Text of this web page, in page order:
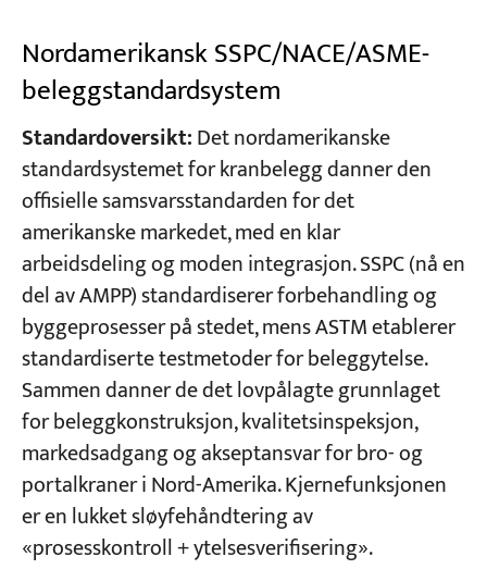
Nordamerikansk SSPC/NACE/ASME-
beleggstandardsystem
Standardoversikt:Det nordamerikanske
standardsystemet for kranbelegg danner den
offisielle samsvarsstandarden for det
amerikanske markedet, med en klar
arbeidsdeling og moden integrasjon. SSPC (nå en
del av AMPP) standardiserer forbehandling og
byggeprosesser på stedet, mens ASTM etablerer
standardiserte testmetoder for beleggytelse.
Sammen danner de det lovpålagte grunnlaget
for beleggkonstruksjon, kvalitetsinspeksjon,
markedsadgang og akseptansvar for bro- og
portalkraner i Nord-Amerika. Kjernefunksjonen
er en lukket sløyfehåndtering av
«prosesskontroll + ytelsesverifisering».